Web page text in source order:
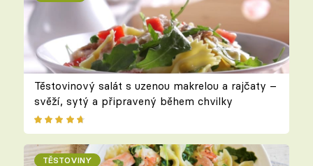
Těstovinový salát s uzenou makrelou a rajčaty –
svěží, sytý a připravený během chvilky
TĚSTOVINY